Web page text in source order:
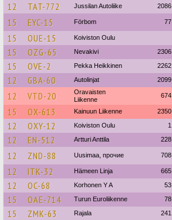
12 TAT-772 Jussilan Autoliike 2086
15 EYC-15 Förbom 77
15 OUE-15 Koiviston Oulu
15 OZG-65 Nevakivi 2306
15 OVE-2 Pekka Heikkinen 2262
12 GBA-60 Autolinjat 2099
12 VTD-20
Oravaisten
Liikenne
674
15 OX-613 Kainuun Liikenne 2350
12 OXY-12 Koiviston Oulu 1
12 EN-512 Artturi Anttila 228
12 ZND-88 Uusimaa, прочие 708
12 ITK-32 Hämeen Linja 665
12 OC-68 Korhonen Y A 53
15 OAE-714 Turun Euroliikenne 78
15 ZMK-63 Rajala 241